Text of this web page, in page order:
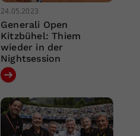
24.05.2023
Generali Open
Kitzbühel: Thiem
wieder in der
Nightsession